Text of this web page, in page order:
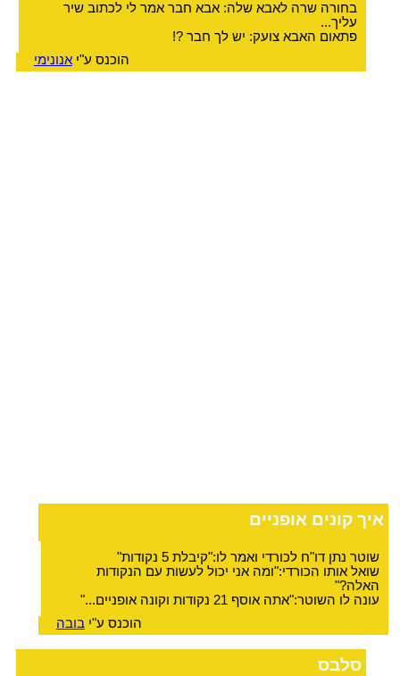
בחורה שרה לאבא שלה: אבא חבר אמר לי לכתוב שיר
עליך...
פתאום האבא צועק: יש לך חבר ?!
הוכנס ע"יאנונימי
איך קונים אופניים
שוטר נתן דו"ח לכורדי ואמר לו:"קיבלת 5 נקודות"
שואל אותו הכורדי:"ומה אני יכול לעשות עם הנקודות
האלה?"
עונה לו השוטר:"אתה אוסף 21 נקודות וקונה אופניים..."
הוכנס ע"יבובה
סלבס